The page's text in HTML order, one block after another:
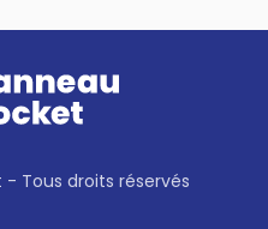
Tous droits réservés